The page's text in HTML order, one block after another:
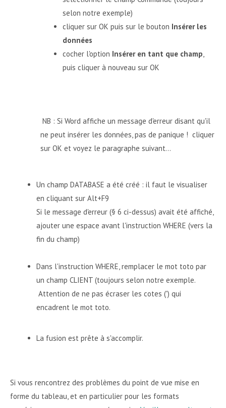
selon notre exemple)
cliquer sur OK puis sur le bouton Insérer les
données
cocher l'option Insérer en tant que champ,
puis cliquer à nouveau sur OK
NB : Si Word affiche un message d'erreur disant qu'il
ne peut insérer les données, pas de panique ! cliquer
sur OK et voyez le paragraphe suivant...
Un champ DATABASE a été créé : il faut le visualiser
en cliquant sur Alt+F9
Si le message d'erreur (§ 6 ci-dessus) avait été affiché,
ajouter une espace avant l'instruction WHERE (vers la
fin du champ)
Dans l'instruction WHERE, remplacer le mot toto par
un champ CLIENT (toujours selon notre exemple.
Attention de ne pas écraser les cotes (') qui
encadrent le mot toto.
La fusion est prête à s'accomplir.
Si vous rencontrez des problèmes du point de vue mise en
forme du tableau, et en particulier pour les formats